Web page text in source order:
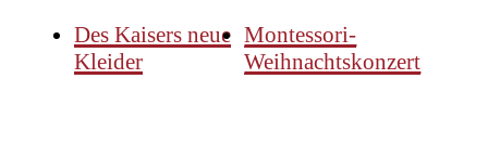
Des Kaisers neue
Kleider
Montessori-
Weihnachtskonzert